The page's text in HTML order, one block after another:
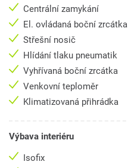
Centrální zamykání
El. ovládaná boční zrcátka
Střešní nosič
Hlídání tlaku pneumatik
Vyhřívaná boční zrcátka
Venkovní teploměr
Klimatizovaná přihrádka
Výbava interiéru
Isofix